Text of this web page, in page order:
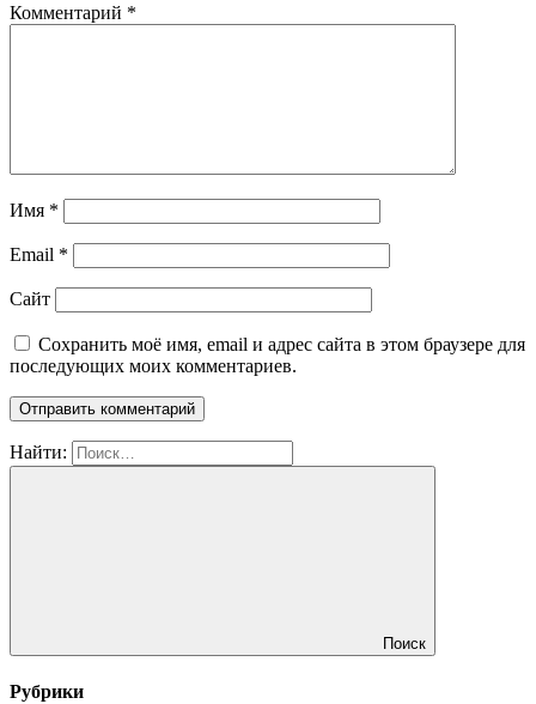
Комментарий *
Имя *
Email *
Сайт
Сохранить моё имя, email и адрес сайта в этом браузере для
последующих моих комментариев.
Найти:
Поиск
Рубрики